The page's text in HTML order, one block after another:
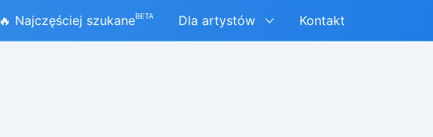
🔥 Najczęściej szukaneBETA Dla artystów Kontakt